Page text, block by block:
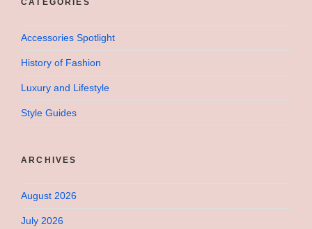
CATEGORIES
Accessories Spotlight
History of Fashion
Luxury and Lifestyle
Style Guides
ARCHIVES
August 2026
July 2026